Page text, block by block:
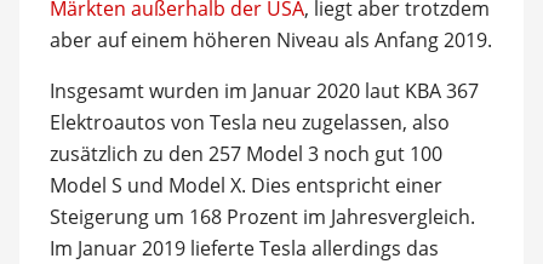
Märkten außerhalb der USA, liegt aber trotzdem
aber auf einem höheren Niveau als Anfang 2019.
Insgesamt wurden im Januar 2020 laut KBA 367
Elektroautos von Tesla neu zugelassen, also
zusätzlich zu den 257 Model 3 noch gut 100
Model S und Model X. Dies entspricht einer
Steigerung um 168 Prozent im Jahresvergleich.
Im Januar 2019 lieferte Tesla allerdings das